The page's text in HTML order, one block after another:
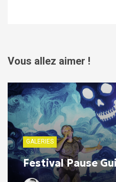
Vous allez aimer !
GALERIES
Festival Pause